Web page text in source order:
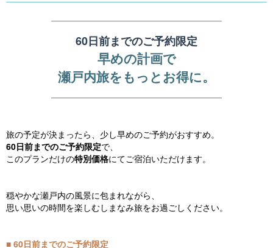
━━━━━━━━━━━━━━━━━━━━
60日前までのご予約限定
早めの計画で
瀬戸内旅をもっとお得に。
━━━━━━━━━━━━━━━━━━━━
旅の予定が決まったら、少し早めのご予約がおすすめ。
60日前までのご予約限定で、
このプランだけの特別価格にてご宿泊いただけます。
穏やかな瀬戸内の風景に包まれながら、
思い思いの時間を楽しむしまなみ旅をお過ごしください。
■ 60日前までのご予約限定